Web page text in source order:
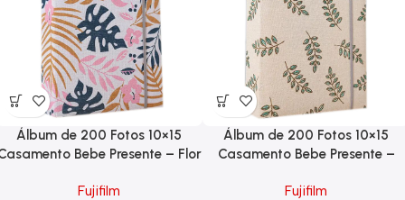
Álbum de 200 Fotos 10×15
Bebe Presente – Flor
Fujifilm
Álbum de 200 Fotos 10×15
Casamento Bebe Presente –
Fujifilm